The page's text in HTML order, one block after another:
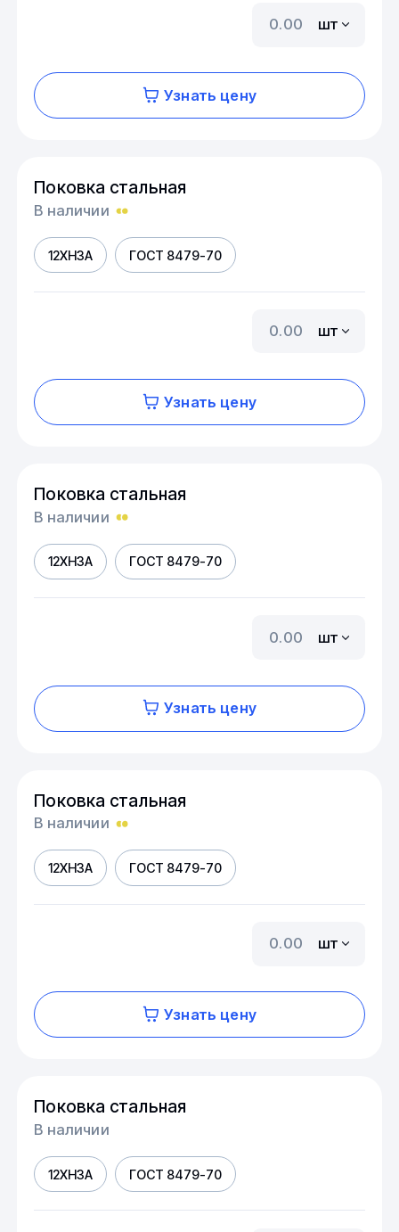
шт
Узнать цену
Поковка стальная
В наличии
12ХН3А ГОСТ 8479-70
шт
Узнать цену
Поковка стальная
В наличии
12ХН3А ГОСТ 8479-70
шт
Узнать цену
Поковка стальная
В наличии
12ХН3А ГОСТ 8479-70
шт
Узнать цену
Поковка стальная
В наличии
12ХН3А ГОСТ 8479-70